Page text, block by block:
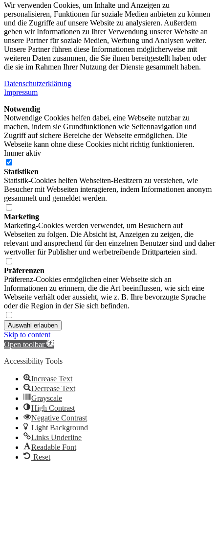
Wir verwenden Cookies, um Inhalte und Anzeigen zu
personalisieren, Funktionen für soziale Medien anbieten zu können
und die Zugriffe auf unsere Website zu analysieren. Außerdem
geben wir Informationen zu Ihrer Verwendung unserer Website an
unsere Partner für soziale Medien, Werbung und Analysen weiter.
Unsere Partner führen diese Informationen möglicherweise mit
weiteren Daten zusammen, die Sie ihnen bereitgestellt haben oder
die sie im Rahmen Ihrer Nutzung der Dienste gesammelt haben.
Datenschutzerklärung
Impressum
Notwendig
Notwendige Cookies helfen dabei, eine Webseite nutzbar zu
machen, indem sie Grundfunktionen wie Seitennavigation und
Zugriff auf sichere Bereiche der Webseite ermöglichen. Die
Webseite kann ohne diese Cookies nicht richtig funktionieren.
Immer aktiv
Statistiken
Statistik-Cookies helfen Webseiten-Besitzern zu verstehen, wie
Besucher mit Webseiten interagieren, indem Informationen anonym
gesammelt und gemeldet werden.
Marketing
Marketing-Cookies werden verwendet, um Besuchern auf
Webseiten zu folgen. Die Absicht ist, Anzeigen zu zeigen, die
relevant und ansprechend für den einzelnen Benutzer sind und daher
wertvoller für Publisher und werbetreibende Drittparteien sind.
Präferenzen
Präferenz-Cookies ermöglichen einer Webseite sich an
Informationen zu erinnern, die die Art beeinflussen, wie sich eine
Webseite verhält oder aussieht, wie z. B. Ihre bevorzugte Sprache
oder die Region in der Sie sich befinden.
Auswahl erlauben
Skip to content
Open toolbar
Accessibility Tools
Increase Text
Decrease Text
Grayscale
High Contrast
Negative Contrast
Light Background
Links Underline
Readable Font
Reset